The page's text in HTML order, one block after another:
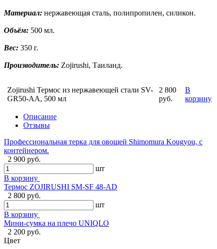
Материал: нержавеющая сталь, полипропилен, силикон.
Объём: 500 мл.
Вес: 350 г.
Производитель: Zojirushi, Таиланд.
Zojirushi Термос из нержавеющей стали SV-
GR50-AA, 500 мл
2 800
руб.
В
корзину
Описание
Отзывы
Профессиональная терка для овощей Shimomura Kougyou, с
контейнером.
2 900 руб.
шт
В корзину
Термос ZOJIRUSHI SM-SF 48-AD
2 800 руб.
шт
В корзину
Мини-сумка на плечо UNIQLO
2 200 руб.
Цвет